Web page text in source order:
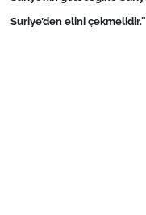
Suriye’den elini çekmelidir.”